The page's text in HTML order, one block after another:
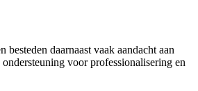
daarnaast vaak aandacht aan
voor professionalisering en